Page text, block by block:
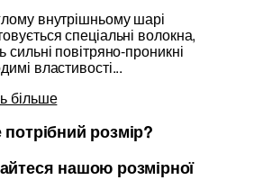
внутрішньому шарі
спеціальні волокна,
сильні повітряно-проникні
властивості...
більше
розмір?
нашою розмірної